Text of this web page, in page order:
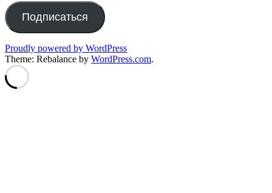
Подписаться
Proudly powered by WordPress
Theme: Rebalance by WordPress.com.